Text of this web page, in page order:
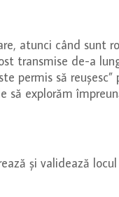
atunci când sunt
transmise de-a
să
explorăm
și validează